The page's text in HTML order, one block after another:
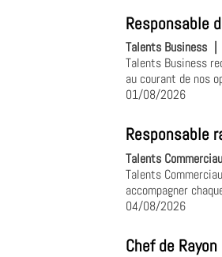
Responsable
Talents Business
Talents Business
au courant de nos
01/08/2026
Responsable
Talents
Talents
accompagner
04/08/2026
Chef de